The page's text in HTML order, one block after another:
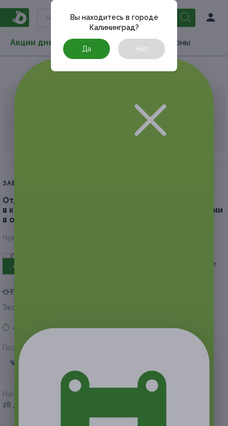
Акции дня Товары Туризм РестоКупоны
Вы находитесь в городе
Калининград?
Да Нет
АКЦИЯ, КОТОРУЮ ВЫ ИСКАЛИ, ЗАВЕРШЕНА.
К сожалению, выгодные акции быстро
ЗАВЕРШЁННАЯ АКЦИЯ
Отдых для одного или двоих с завтраками
в комфортабельном номере выбранной категории
в отеле «Мир».
Чувашская респ., г. Чебоксары, пр-т Мира, д. 42
- 50%
от 2 800 руб.
Экономия от 1 400 руб.
Акция завершена
Поделиться с друзьями
Начало действия
28 декабря 2017 г.
Окончание действия